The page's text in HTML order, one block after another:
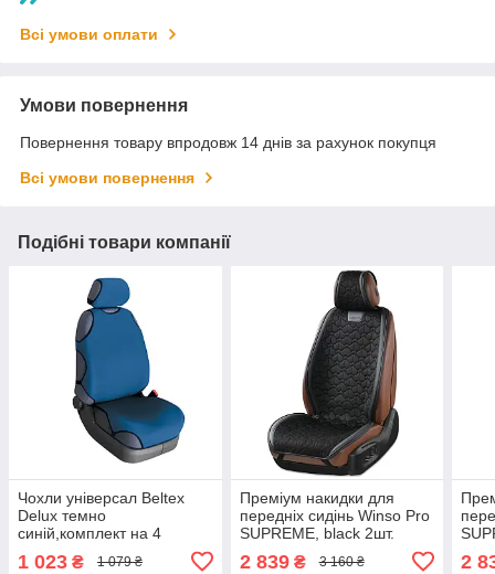
Всі умови оплати
Умови повернення
Повернення товару впродовж 14 днів за рахунок покупця
Всі умови повернення
Подібні товари компанії
Чохли універсал Beltex
Delux темно
синій,комплект на 4
сидіння, без підголовників
1 023 ₴ 1 079 ₴
Преміум накидки для
передніх сидінь Winso Pro
SUPREME, black 2шт.
2 839₴ 3 160 ₴ 2